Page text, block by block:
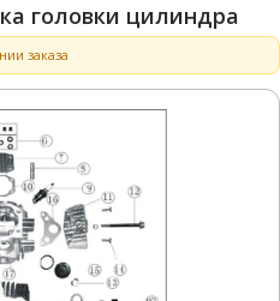
головки цилиндра
заказа